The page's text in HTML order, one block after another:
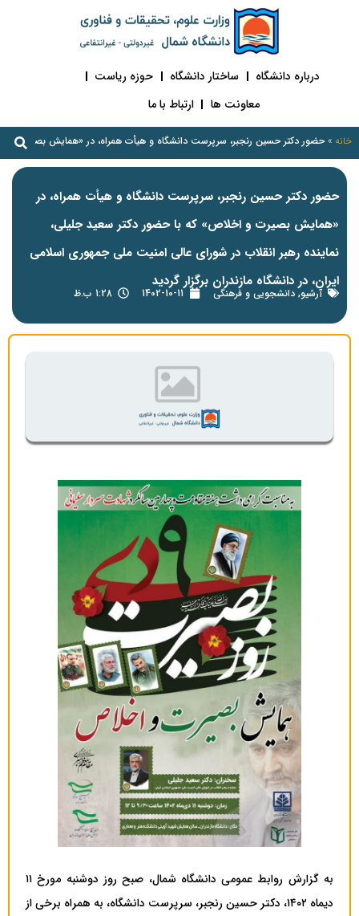
درباره دانشگاه ساختار دانشگاه
حوزه ریاست
معاونت ها
ارتباط با ما
خانه »حضور دکتر حسین رنجبر، سرپرست دانشگاه و هیأت همراه، در «همایش بصیرت و
حضور دکتر حسین رنجبر، سرپرست دانشگاه و هیأت همراه، در
«همایش بصیرت و اخلاص» که با حضور دکتر سعید جلیلی،
نماینده رهبر انقلاب در شورای عالی امنیت ملی جمهوری اسلامی
ایران، در دانشگاه مازندران برگزار گردید
آرشیو,دانشجویی و فرهنگی 1402-10-11 1:28 ب.ظ
به گزارش روابط عمومی دانشگاه شمال، صبح روز دوشنبه مورخ ۱۱
دیماه ۱۴۰۲، دکتر حسین رنجبر، سرپرست دانشگاه، به همراه برخی از